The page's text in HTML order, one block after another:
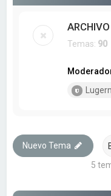
ARCHIVO
Temas: 90
Nuevo Tema
5